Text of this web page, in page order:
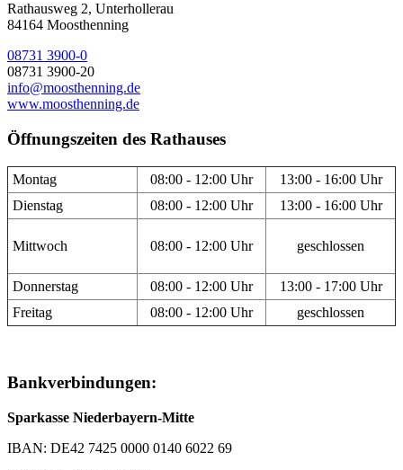
Rathausweg 2, Unterhollerau
84164 Moosthenning
08731 3900-0
08731 3900-20
info@moosthenning.de
www.moosthenning.de
Öffnungszeiten des Rathauses
Montag 08:00 - 12:00 Uhr
13:00 - 16:00 Uhr
Dienstag
08:00 - 12:00 Uhr 13:00 - 16:00 Uhr
Mittwoch 08:00 - 12:00 Uhr geschlossen
Donnerstag 08:00 - 12:00 Uhr
13:00 - 17:00 Uhr
Freitag
08:00 - 12:00 Uhr geschlossen
Bankverbindungen:
Sparkasse Niederbayern-Mitte
IBAN: DE42 7425 0000 0140 6022 69